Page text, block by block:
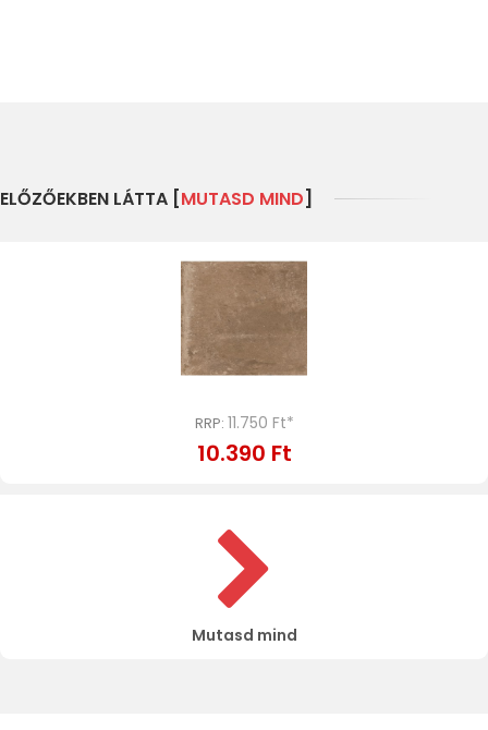
ELŐZŐEKBEN LÁTTA [MUTASD MIND]
RRP: 11.750 Ft*
10.390 Ft
Mutasd mind